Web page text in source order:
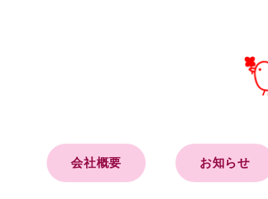
会社概要 お知らせ